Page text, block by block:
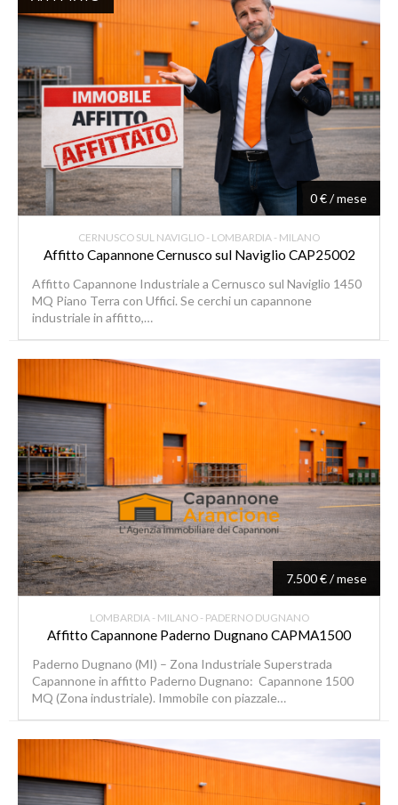
0 € / mese
CERNUSCO SUL NAVIGLIO - LOMBARDIA - MILANO
Affitto Capannone Cernusco sul Naviglio CAP25002
Affitto Capannone Industriale a Cernusco sul Naviglio 1450
MQ Piano Terra con Uffici. Se cerchi un capannone
industriale in affitto,…
7.500 € / mese
LOMBARDIA - MILANO - PADERNO DUGNANO
Affitto Capannone Paderno Dugnano CAPMA1500
Paderno Dugnano (MI) – Zona Industriale Superstrada
Capannone in affitto Paderno Dugnano: Capannone 1500
MQ (Zona industriale). Immobile con piazzale…